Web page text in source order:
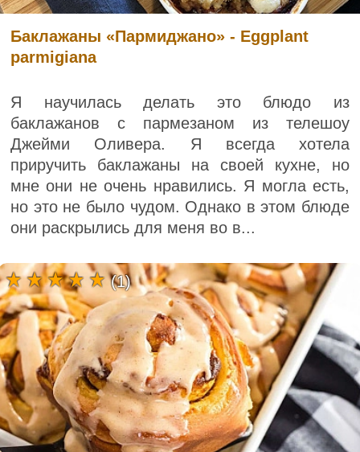
Баклажаны «Пармиджано» - Eggplant
parmigiana
Я научилась делать это блюдо из
баклажанов с пармезаном из телешоу
Джейми Оливера. Я всегда хотела
приручить баклажаны на своей кухне, но
мне они не очень нравились. Я могла есть,
но это не было чудом. Однако в этом блюде
они раскрылись для меня во в...
(1)